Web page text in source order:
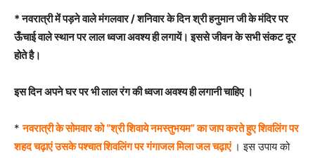
* नवरात्री में पड़ने वाले मंगलवार / शनिवार के दिन श्री हनुमान जी के मंदिरपर
ऊँचाई वाले स्थान पर लाल ध्वजा अवश्य ही लगायें। इससे जीवन के सभी संकट दूर
होते है।
इस दिन अपने घर पर भी लाल रंग की ध्वजा अवश्य ही लगानी चाहिए ।
*नवरात्री के सोमवार को “श्री शिवाये नमस्तुभयम” का जाप करते हुए शिवलिंग पर
शहद चढ़ाएं उसके पश्चात शिवलिंग पर गंगाजल मिला जल चढ़ाएं । इस उपाय को